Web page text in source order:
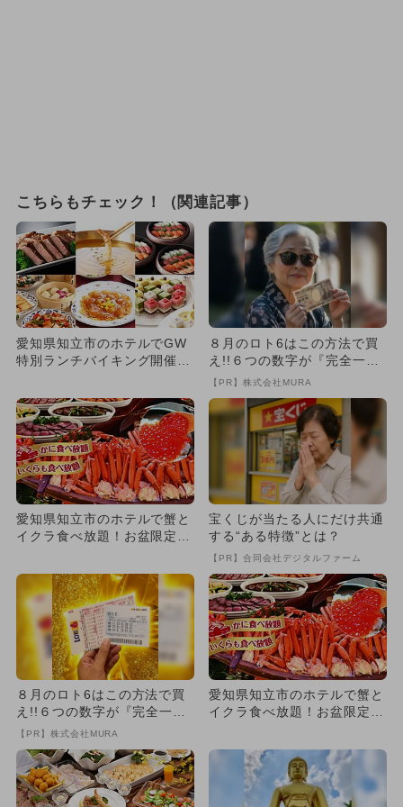
こちらもチェック！（関連記事）
愛知県知立市のホテルでGW
特別ランチバイキング開催
８月のロト6はこの方法で買
え!!６つの数字が『完全一
致』する方法
【PR】株式会社MURA
愛知県知立市のホテルで蟹と
イクラ食べ放題！お盆限定フ
宝くじが当たる人にだけ共通
する“ある特徴”とは？
【PR】合同会社デジタルファーム
８月のロト6はこの方法で買
え!!６つの数字が『完全一
致』する方法
【PR】株式会社MURA
愛知県知立市のホテルで蟹と
イクラ食べ放題！お盆限定フ
催